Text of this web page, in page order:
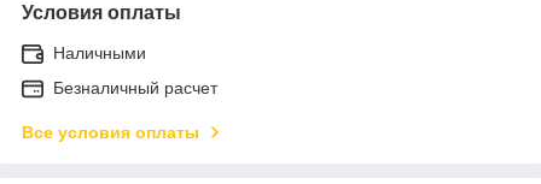
Условия оплаты
Наличными
Безналичный расчет
Все условия оплаты